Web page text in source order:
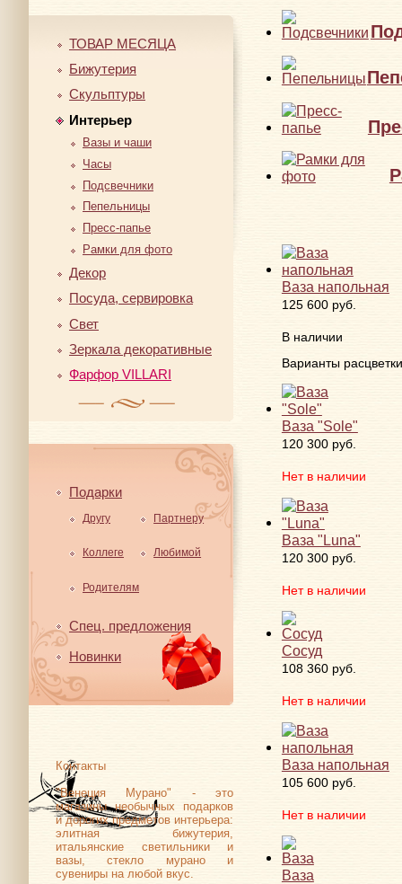
ТОВАР МЕСЯЦА
Бижутерия
Скульптуры
Интерьер
Вазы и чаши
Часы
Подсвечники
Пепельницы
Пресс-папье
Рамки для фото
Декор
Посуда, сервировка
Свет
Зеркала декоративные
Фарфор VILLARI
Подарки
Другу Партнеру
Коллеге Любимой
Родителям
Спец. предложения
Новинки
Контакты
"Венеция Мурано" - это
магазины необычных подарков
и дорогих предметов интерьера:
элитная бижутерия,
итальянские светильники и
вазы, стекло мурано и
сувениры на любой вкус.
Ваза напольная
125 600 руб.
В наличии
Варианты расцветки
Ваза "Sole"
120 300 руб.
Нет в наличии
Ваза "Luna"
120 300 руб.
Нет в наличии
Сосуд
108 360 руб.
Нет в наличии
Ваза напольная
105 600 руб.
Нет в наличии
Ваза